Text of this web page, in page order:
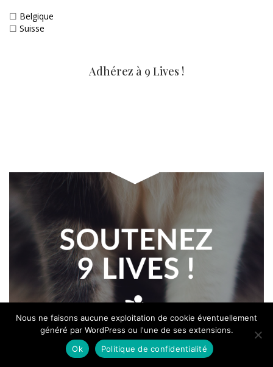
☐ Belgique
☐ Suisse
Adhérez à 9 Lives !
Nous ne faisons aucune exploitation de cookie éventuellement
généré par WordPress ou l'une de ses extensions.
Ok
Politique de confidentialité